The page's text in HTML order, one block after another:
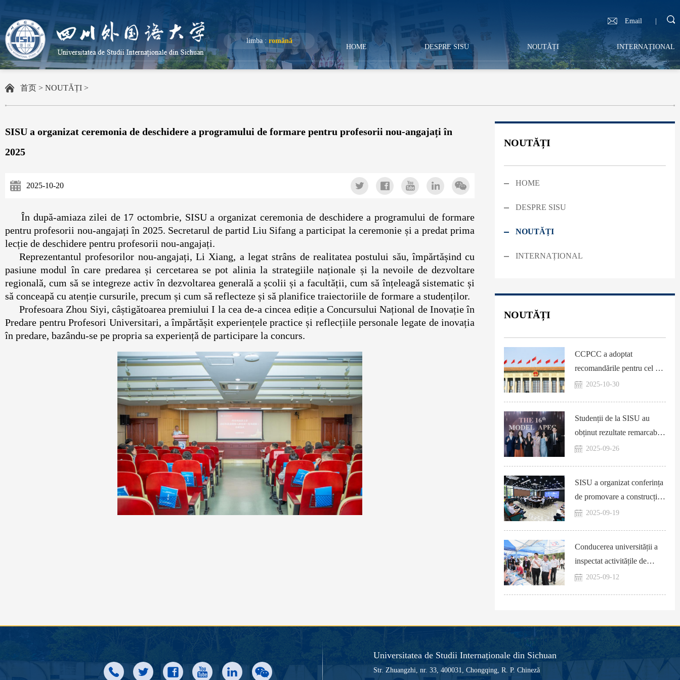
limba : română
Email |
HOME DESPRE SISU NOUTĂȚI INTERNAȚIONAL
首页 > NOUTĂȚI >
SISU a organizat ceremonia de deschidere a programului de formare pentru profesorii nou-angajați în
2025
2025-10-20
În după-amiaza zilei de 17 octombrie, SISU a organizat ceremonia de deschidere a programului de formare
pentru profesorii nou-angajați în 2025. Secretarul de partid Liu Sifang a participat la ceremonie și a predat prima
lecție de deschidere pentru profesorii nou-angajați.
Reprezentantul profesorilor nou-angajați, Li Xiang, a legat strâns de realitatea postului său, împărtășind cu
pasiune modul în care predarea și cercetarea se pot alinia la strategiile naționale și la nevoile de dezvoltare
regională, cum să se integreze activ în dezvoltarea generală a școlii și a facultății, cum să înțeleagă sistematic și
să conceapă cu atenție cursurile, precum și cum să reflecteze și să planifice traiectoriile de formare a studenților.
Profesoara Zhou Siyi, câștigătoarea premiului I la cea de-a cincea ediție a Concursului Național de Inovație în
Predare pentru Profesori Universitari, a împărtășit experiențele practice și reflecțiile personale legate de inovația
în predare, bazându-se pe propria sa experiență de participare la concurs.
NOUTĂȚI
HOME
DESPRE SISU
NOUTĂȚI
INTERNAȚIONAL
NOUTĂȚI
CCPCC a adoptat
recomandările pentru cel de-
al 15-lea Plan cincinal
2025-10-30
Studenții de la SISU au
obținut rezultate remarcabile
în finala națională a celei de-
2025-09-26
SISU a organizat conferința
de promovare a construcției
proiectului „SISU Digitală”
2025-09-19
Conducerea universității a
inspectat activitățile de
primire a noilor studenți
2025-09-12
Universitatea de Studii Internaționale din Sichuan
Str. Zhuangzhi, nr. 33, 400031, Chongqing, R. P. Chineză